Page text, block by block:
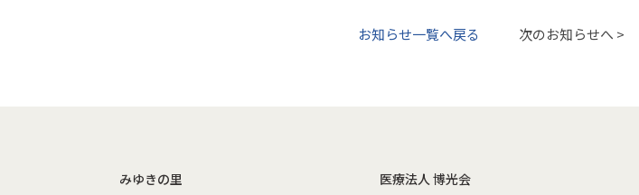
お知らせ一覧へ戻る 次のお知らせへ >
みゆきの里 医療法人 博光会